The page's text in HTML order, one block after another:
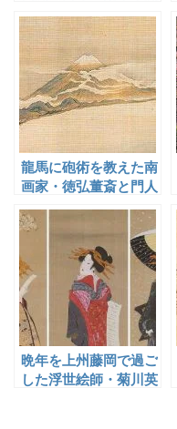
とその画系
龍馬に砲術を教えた南
画家・徳弘董斎と門人
晩年を上州藤岡で過ご
した浮世絵師・菊川英